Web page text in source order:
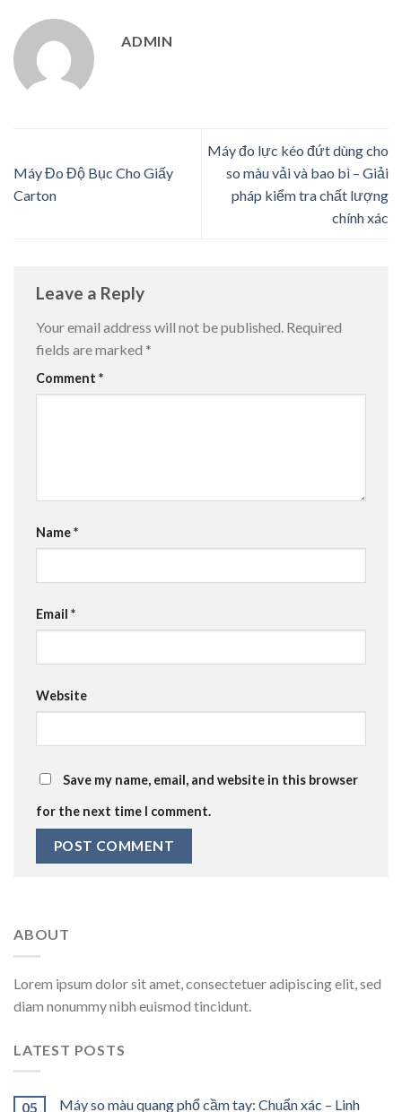
ADMIN
Máy Đo Độ Bục Cho Giấy
Carton
Máy đo lực kéo đứt dùng cho
so màu vải và bao bì – Giải
pháp kiểm tra chất lượng
chính xác
Leave a Reply
Your email address will not be published. Required
fields are marked *
Comment *
Name*
Email *
Website
Save my name, email, and website in this browser
for the next time I comment.
ABOUT
Lorem ipsum dolor sit amet, consectetuer adipiscing elit, sed
diam nonummy nibh euismod tincidunt.
LATEST POSTS
05 Máy so màu quang phổ cầm tay: Chuẩn xác – Linh